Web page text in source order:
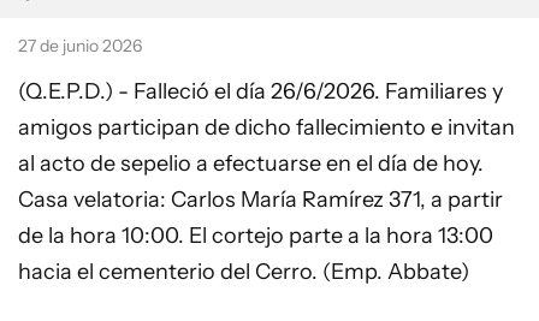
27 de junio 2026
(Q.E.P.D.) - Falleció el día 26/6/2026. Familiares y
amigos participan de dicho fallecimiento e invitan
al acto de sepelio a efectuarse en el día de hoy.
Casa velatoria: Carlos María Ramírez 371, a partir
de la hora 10:00. El cortejo parte a la hora 13:00
hacia el cementerio del Cerro. (Emp. Abbate)